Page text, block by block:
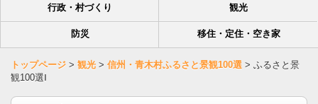
行政・村づくり 観光
防災 移住・定住・空き家
トップページ > 観光 > 信州・青木村ふるさと景観100選 > ふるさと景
観100選Ⅰ